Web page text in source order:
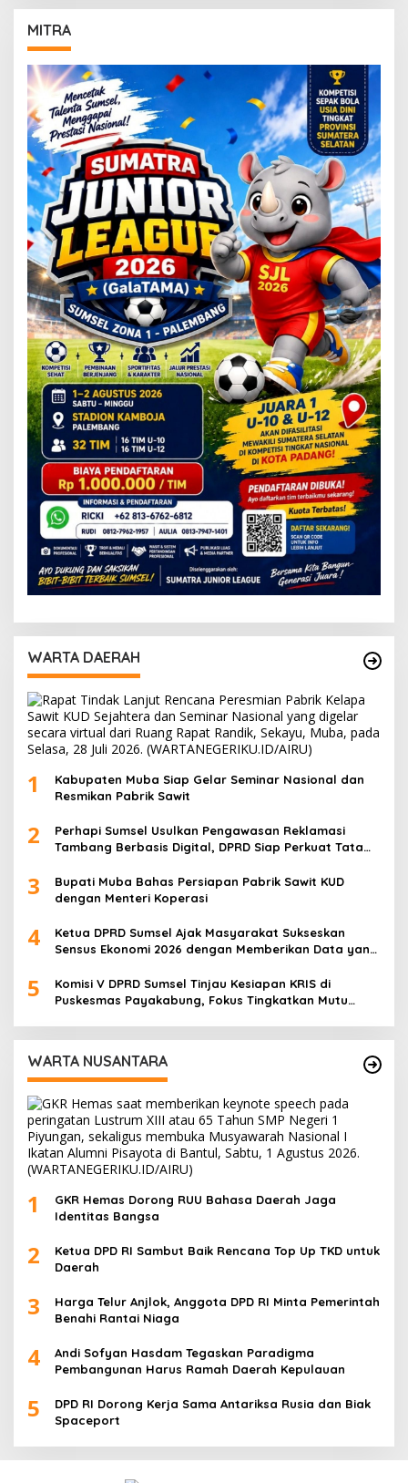
MITRA
WARTA DAERAH
1
Kabupaten Muba Siap Gelar Seminar Nasional dan
Resmikan Pabrik Sawit
2
Perhapi Sumsel Usulkan Pengawasan Reklamasi
Tambang Berbasis Digital, DPRD Siap Perkuat Tata
3
Bupati Muba Bahas Persiapan Pabrik Sawit KUD
dengan Menteri Koperasi
4
Ketua DPRD Sumsel Ajak Masyarakat Sukseskan
Sensus Ekonomi 2026 dengan Memberikan Data yang
5
Komisi V DPRD Sumsel Tinjau Kesiapan KRIS di
Puskesmas Payakabung, Fokus Tingkatkan Mutu
WARTA NUSANTARA
1
GKR Hemas Dorong RUU Bahasa Daerah Jaga
Identitas Bangsa
2
Ketua DPD RI Sambut Baik Rencana Top Up TKD untuk
Daerah
3
Harga Telur Anjlok, Anggota DPD RI Minta Pemerintah
Benahi Rantai Niaga
4
Andi Sofyan Hasdam Tegaskan Paradigma
Pembangunan Harus Ramah Daerah Kepulauan
5
DPD RI Dorong Kerja Sama Antariksa Rusia dan Biak
Spaceport